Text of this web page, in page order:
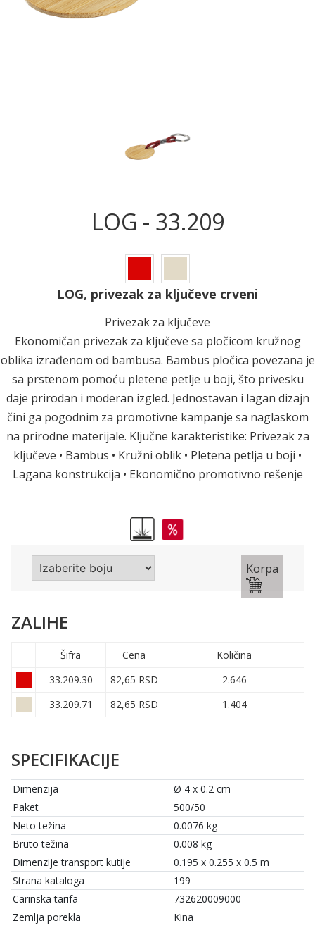
Sledeće
LOG - 33.209
LOG, privezak za ključeve crveni
Privezak za ključeve
Ekonomičan privezak za ključeve sa pločicom kružnog
oblika izrađenom od bambusa. Bambus pločica povezana je
sa prstenom pomoću pletene petlje u boji, što privesku
daje prirodan i moderan izgled. Jednostavan i lagan dizajn
čini ga pogodnim za promotivne kampanje sa naglaskom
na prirodne materijale. Ključne karakteristike: Privezak za
ključeve • Bambus • Kružni oblik • Pletena petlja u boji •
Lagana konstrukcija • Ekonomično promotivno rešenje
Korpa
ZALIHE
Šifra Cena
Količina
33.209.30
82,65 RSD
2.646
33.209.71
82,65 RSD 1.404
SPECIFIKACIJE
Dimenzija
Ø 4 x 0.2 cm
Paket
500/50
Neto težina
0.0076 kg
Bruto težina
0.008 kg
Dimenzije transport kutije
0.195 x 0.255 x 0.5 m
Strana kataloga
199
Carinska tarifa
732620009000
Zemlja porekla
Kina